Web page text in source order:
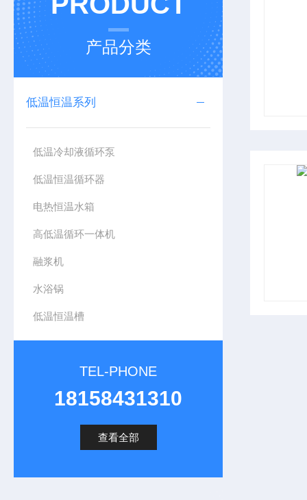
产品分类
低温恒温系列
低温冷却液循环泵
低温恒温循环器
电热恒温水箱
高低温循环一体机
融浆机
水浴锅
低温恒温槽
TEL-PHONE
18158431310
查看全部